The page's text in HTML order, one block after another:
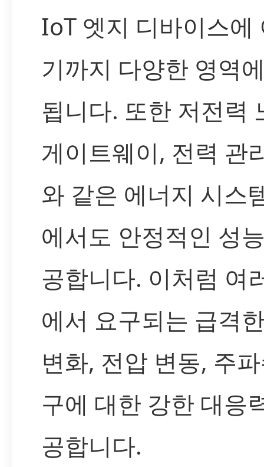
IoT 엣지 디바이스에
기까지 다양한 영역
됩니다. 또한 저전력
게이트웨이, 전력 관
와 같은 에너지 시스
에서도 안정적인 성
공합니다. 이처럼 여
에서 요구되는 급격
변화, 전압 변동, 주
구에 대한 강한 대응
공합니다.